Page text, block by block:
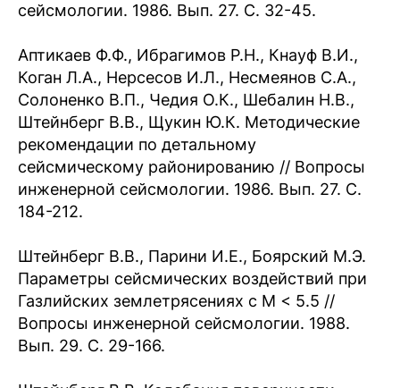
сейсмологии. 1986. Вып. 27. C. 32-45.
Аптикаев Ф.Ф., Ибрагимов Р.Н., Кнауф В.И.,
Коган Л.А., Нерсесов И.Л., Несмеянов С.А.,
Солоненко В.П., Чедия О.К., Шебалин Н.В.,
Штейнберг В.В., Щукин Ю.К. Методические
рекомендации по детальному
сейсмическому районированию // Вопросы
инженерной сейсмологии. 1986. Вып. 27. C.
184-212.
Штейнберг В.В., Парини И.Е., Боярский М.Э.
Параметры сейсмических воздействий при
Газлийских землетрясениях с М < 5.5 //
Вопросы инженерной сейсмологии. 1988.
Вып. 29. С. 29-166.